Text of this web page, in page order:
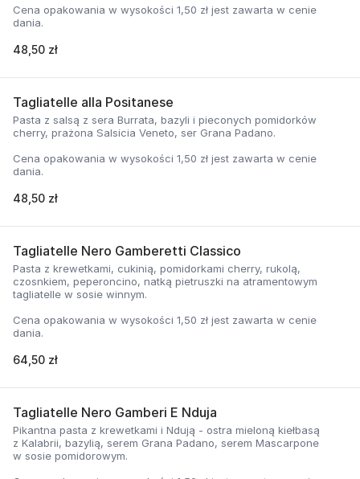
Cena opakowania w wysokości 1,50 zł jest zawarta w cenie
dania.
48,50 zł
Tagliatelle alla Positanese
Pasta z salsą z sera Burrata, bazyli i pieconych pomidorków
cherry, prażona Salsicia Veneto, ser Grana Padano.
Cena opakowania w wysokości 1,50 zł jest zawarta w cenie
dania.
48,50 zł
Tagliatelle Nero Gamberetti Classico
Pasta z krewetkami, cukinią, pomidorkami cherry, rukolą,
czosnkiem, peperoncino, natką pietruszki na atramentowym
tagliatelle w sosie winnym.
Cena opakowania w wysokości 1,50 zł jest zawarta w cenie
dania.
64,50 zł
Tagliatelle Nero Gamberi E Nduja
Pikantna pasta z krewetkami i Ndują - ostra mieloną kiełbasą
z Kalabrii, bazylią, serem Grana Padano, serem Mascarpone
w sosie pomidorowym.